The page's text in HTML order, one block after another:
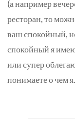
(а например
ресторан, то
ваш спокойный,
спокойный я
или супер
понимаете о чем